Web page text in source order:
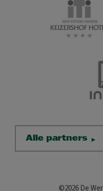
Alle partners
©2026 De